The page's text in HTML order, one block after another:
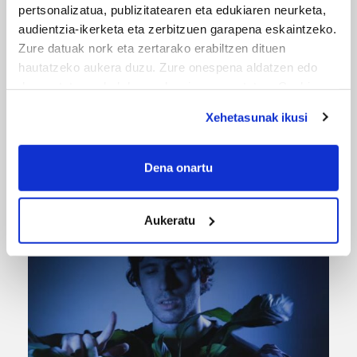
pertsonalizatua, publizitatearen eta edukiaren neurketa,
audientzia-ikerketa eta zerbitzuen garapena eskaintzeko.
Zure datuak nork eta zertarako erabiltzen dituen
hautatzeko aukera duzu. Zure onespena aldatzen edo
If you allow, we would also like to:
Collect information about your geographical
meters
Identify your device by actively scanning it for
specific characteristics (fingerprinting)
Find out more about how your personal data is processed
and set your preferences in thedetails section
Guk eta gure bazkideek zure datu pertsonalak
prozesatzen ditugu, zure IP zenbakia, besteak beste,
Xehetasunak ikusi
Dena onartu
Aukeratu
Urbiako zelaiak erromeria leku